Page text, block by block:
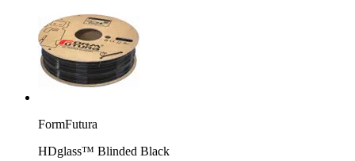
FormFutura
HDglass™ Blinded Black